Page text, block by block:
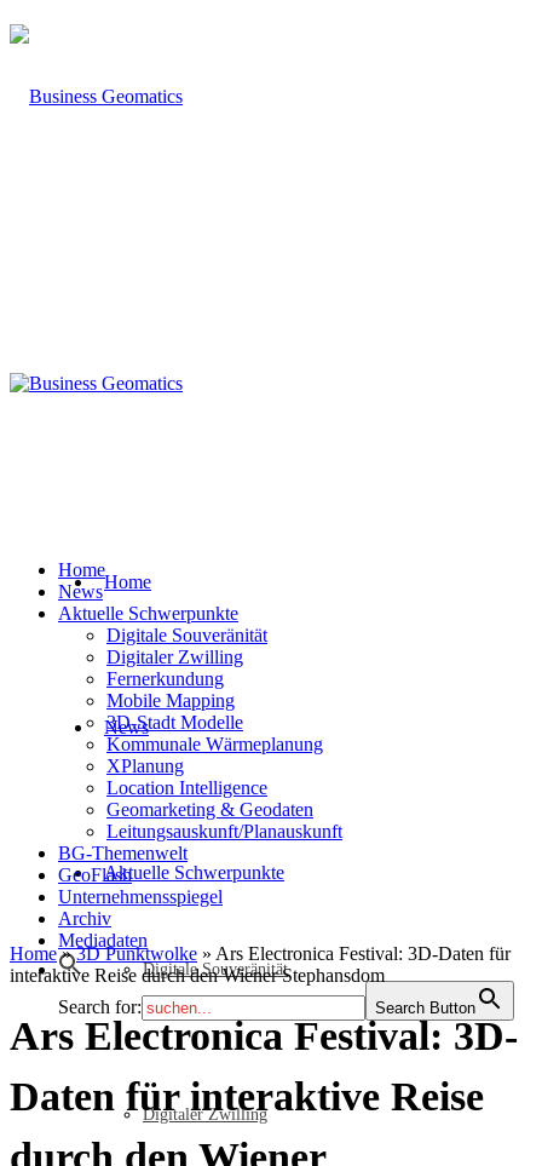
Home
News
Aktuelle Schwerpunkte
Digitale Souveränität
Digitaler Zwilling
Home
News
Aktuelle Schwerpunkte
Digitale Souveränität
Digitaler Zwilling
Fernerkundung
Mobile Mapping
3D-Stadt Modelle
Kommunale Wärmeplanung
XPlanung
Location Intelligence
Geomarketing & Geodaten
Leitungsauskunft/Planauskunft
BG-Themenwelt
GeoFlash
Unternehmensspiegel
Archiv
Mediadaten
Search for: Search Button
Home»3D Punktwolke » Ars Electronica Festival: 3D-Daten für
interaktive Reise durch den Wiener Stephansdom
Ars Electronica Festival: 3D-
Daten für interaktive Reise
durch den Wiener